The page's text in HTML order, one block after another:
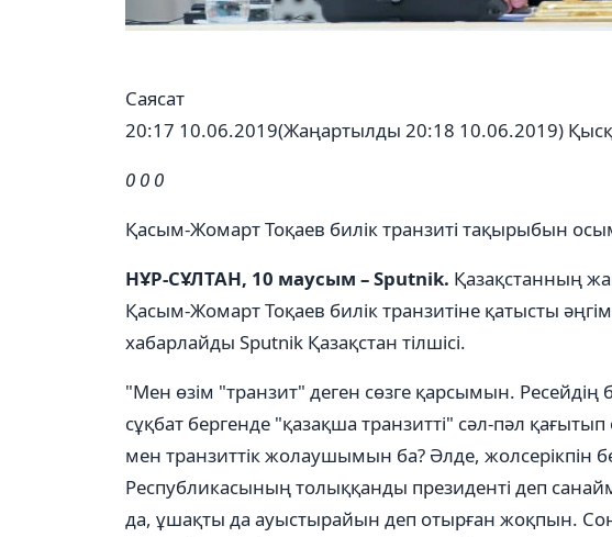
Саясат
20:17 10.06.2019(Жаңартылды 20:18 10.06.2019)
0 0 0
Қасым-Жомарт Тоқаев билік транзиті тақырыбын
НҰР-СҰЛТАН, 10 маусым – Sputnik. Қазақстанның
Қасым-Жомарт Тоқаев билік транзитіне қатысты
хабарлайды Sputnik Қазақстан тілшісі.
"Мен өзім "транзит" деген сөзге қарсымын. Ресейдің
сұқбат бергенде "қазақша транзитті" сәл-пәл қағытып
мен транзиттік жолаушымын ба? Әлде, жолсерікпін
Республикасының толыққанды президенті деп
да, ұшақты да ауыстырайын деп отырған жоқпын.